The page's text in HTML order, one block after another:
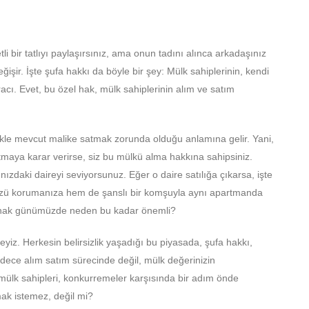
tatlıyı paylaşırsınız, ama onun tadını alınca arkadaşınız
İşte şufa hakkı da böyle bir şey: Mülk sahiplerinin, kendi
Evet, bu özel hak, mülk sahiplerinin alım ve satım
mevcut malike satmak zorunda olduğu anlamına gelir. Yani,
karar verirse, siz bu mülkü alma hakkına sahipsiniz.
daireyi seviyorsunuz. Eğer o daire satılığa çıkarsa, işte
korumanıza hem de şanslı bir komşuyla aynı apartmanda
günümüzde neden bu kadar önemli?
Herkesin belirsizlik yaşadığı bu piyasada, şufa hakkı,
alım satım sürecinde değil, mülk değerinizin
sahipleri, konkurremeler karşısında bir adım önde
istemez, değil mi?